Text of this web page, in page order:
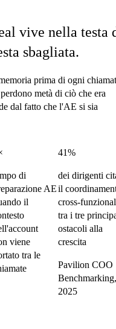
vive nella testa
sbagliata.
prima di ogni
metà di ciò che era
dal fatto che l'AE si sia
di
AE
il
viene
tra le
41%
dei dirigenti
il
cross-
tra i tre
ostacoli alla
crescita
Pavilion COO
Benchmarking,
2025